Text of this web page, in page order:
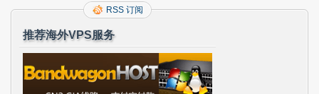
RSS 订阅
推荐海外VPS服务